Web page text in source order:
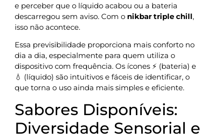
e perceber que o líquido acabou ou a bateria
descarregou sem aviso. Com o nikbar triple chill,
isso não acontece.
Essa previsibilidade proporciona mais conforto no
dia a dia, especialmente para quem utiliza o
dispositivo com frequência. Os ícones ⚡ (bateria) e
💧 (líquido) são intuitivos e fáceis de identificar, o
que torna o uso ainda mais simples e eficiente.
Sabores Disponíveis:
Diversidade Sensorial e